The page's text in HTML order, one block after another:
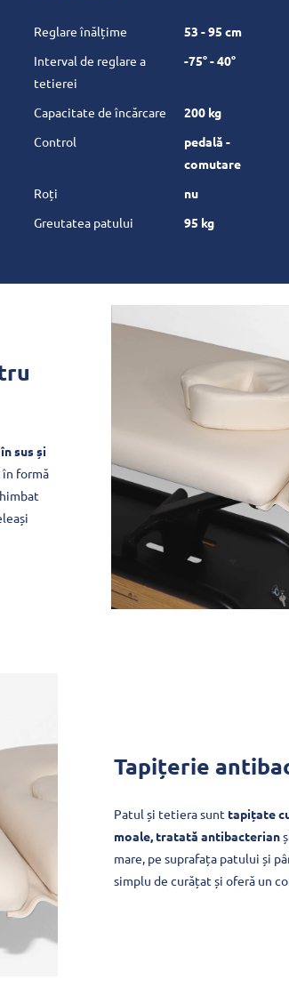
Reglare înălțime
53 - 95 cm
Interval de reglare a
tetierei
-75° - 40°
Capacitate de încărcare
200 kg
Control
pedală -
comutare
Roți
nu
Greutatea patului
95 kg
sus și
în formă
Tapițerie
Patul și tetiera sunt tapițate
moale, tratată antibacterian
mare, pe suprafața patului și
simplu de curățat și oferă un